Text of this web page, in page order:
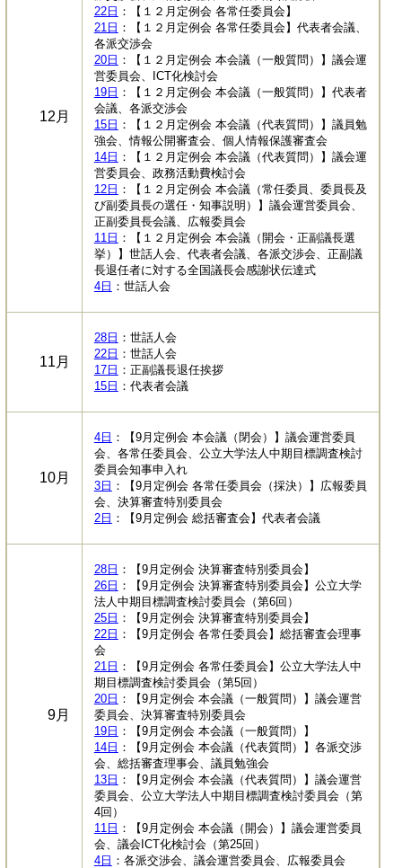
12月
22日 ：【１２月定例会 各常任委員会】
21日 ：【１２月定例会 各常任委員会】代表者会議、
各派交渉会
20日 ：【１２月定例会 本会議（一般質問）】議会運
営委員会、ICT化検討会
19日 ：【１２月定例会 本会議（一般質問）】代表者
会議、各派交渉会
15日 ：【１２月定例会 本会議（代表質問）】議員勉
強会、情報公開審査会、個人情報保護審査会
14日 ：【１２月定例会 本会議（代表質問）】議会運
営委員会、政務活動費検討会
12日 ：【１２月定例会 本会議（常任委員、委員長及
び副委員長の選任・知事説明）】議会運営委員会、
正副委員長会議、広報委員会
11日 ：【１２月定例会 本会議（開会・正副議長選
挙）】世話人会、代表者会議、各派交渉会、正副議
長退任者に対する全国議長会感謝状伝達式
4日 ：世話人会
11月
28日 ：世話人会
22日 ：世話人会
17日 ：正副議長退任挨拶
15日 ：代表者会議
10月
4日 ：【9月定例会 本会議（閉会）】議会運営委員
会、各常任委員会、公立大学法人中期目標調査検討
委員会知事申入れ
3日 ：【9月定例会 各常任委員会（採決）】広報委員
会、決算審査特別委員会
2日 ：【9月定例会 総括審査会】代表者会議
9月
28日 ：【9月定例会 決算審査特別委員会】
26日 ：【9月定例会 決算審査特別委員会】公立大学
法人中期目標調査検討委員会（第6回）
25日 ：【9月定例会 決算審査特別委員会】
22日 ：【9月定例会 各常任委員会】総括審査会理事
会
21日 ：【9月定例会 各常任委員会】公立大学法人中
期目標調査検討委員会（第5回）
20日 ：【9月定例会 本会議（一般質問）】議会運営
委員会、決算審査特別委員会
19日 ：【9月定例会 本会議（一般質問）】
14日 ：【9月定例会 本会議（代表質問）】各派交渉
会、総括審査理事会、議員勉強会
13日 ：【9月定例会 本会議（代表質問）】議会運営
委員会、公立大学法人中期目標調査検討委員会（第
4回）
11日 ：【9月定例会 本会議（開会）】議会運営委員
会、議会ICT化検討会（第25回）
4日 ：各派交渉会、議会運営委員会、広報委員会